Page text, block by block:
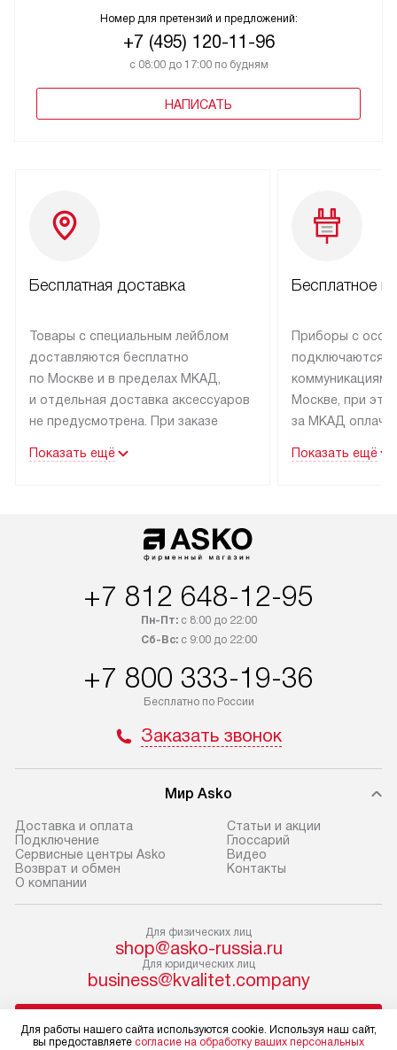
Номер для претензий и предложений:
+7 (495) 120-11-96
с 08:00 до 17:00 по будням
НАПИСАТЬ
Бесплатная доставка
Товары с специальным лейблом
доставляются бесплатно
по Москве и в пределах МКАД,
и отдельная доставка аксессуаров
не предусмотрена. При заказе
рекомендуем обсудить
со статусом «В наличии» могут
быть отправлены покупателю
интересен товар «Под заказ»,
приобретения с менеджером сайта.
доставляются бесплатно
по Москве в пределах МКАД,
не предусмотрена. Доставка
транспортную компанию. После
100% предоплаты мы бесплатно
доставляем заказ
до представительства
транспортной компании в г. Москва.
доставки у менеджера при
оформлении заказа.
В оговоренный день служба
доставки доставит упакованный
прибор до двери или прихожей.
Показать ещё
Бесплатное
Приборы с
подключаются к
коммуникациям
Москве, при
за МКАД
партнера
по монтажу
материалы.
установленной
разблокировку
соединение
Показать ещё
+7 812 648-12-95
Пн-Пт:с 8:00 до 22:00
Сб-Вс:с 9:00 до 22:00
+7 800 333-19-36
Бесплатно по России
Заказать звонок
Мир Asko
Доставка и оплата
Подключение
Сервисные центры Asko
Возврат и обмен
О компании
Статьи и акции
Глоссарий
Видео
Контакты
Для физических лиц
shop@asko-russia.ru
Для юридических лиц
business@kvalitet.company
Для работы нашего сайта используются cookie. Используя наш сайт,
вы предоставляете согласие на обработку ваших персональных